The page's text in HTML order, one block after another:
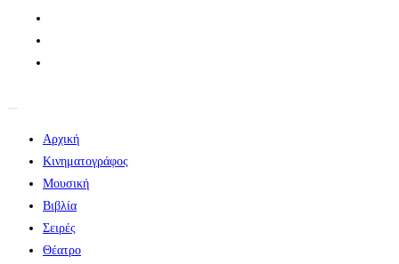
Αρχική
Κινηματογράφος
Μουσική
Βιβλία
Σειρές
Θέατρο